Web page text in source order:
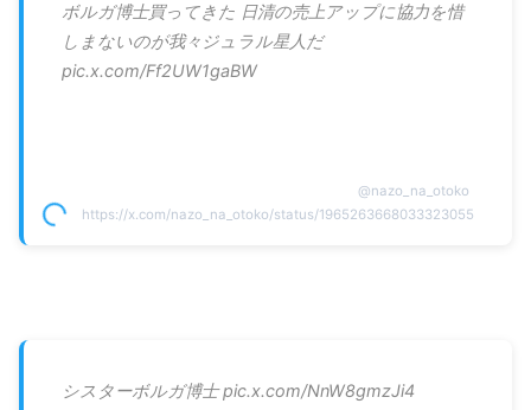
ボルガ博士買ってきた 日清の売上アップに協力を惜
しまないのが我々ジュラル星人だ
pic.x.com/Ff2UW1gaBW
@nazo_na_otoko
https://x.com/nazo_na_otoko/status/1965263668033323055
シスターボルガ博士 pic.x.com/NnW8gmzJi4